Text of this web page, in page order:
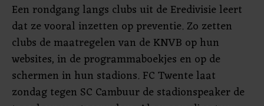
Een rondgang langs clubs uit de Eredivisie leert
dat ze vooral inzetten op preventie. Zo zetten
clubs de maatregelen van de KNVB op hun
websites, in de programmaboekjes en op de
schermen in hun stadions. FC Twente laat
zondag tegen SC Cambuur de stadionspeaker de